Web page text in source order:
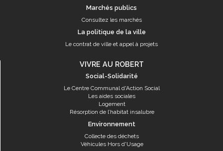
Marchés publics
Consultez les marchés
La politique de la ville
Le contrat de ville et appel à projets
VIVRE AU ROBERT
Social-Solidarité
Le Centre Communal d'Action Social
Les aides sociales
Logement
Résorption de l’habitat insalubre
Environnement
Collecte des déchets
Véhicules Hors d'Usage